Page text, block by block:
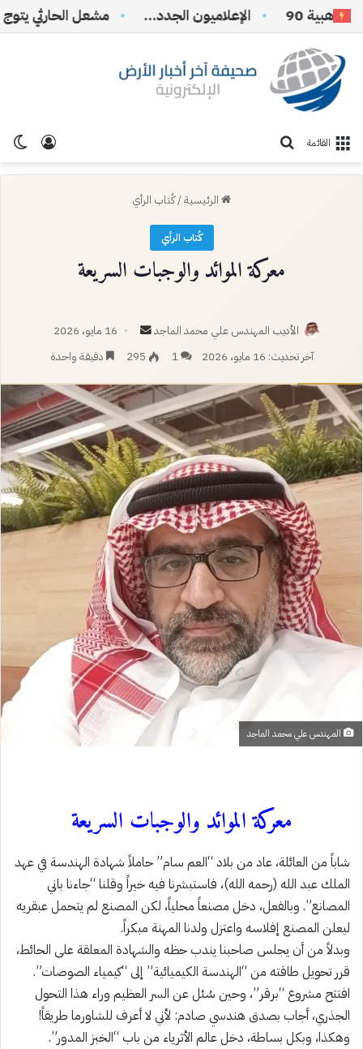
90 الإعلاميون الجدد…
تسجيل القائمة
الرئيسية/كُتاب الرأي
كُتاب الرأي
معركة الموائد والوجبات السريعة
الأديب المهندس علي محمد الماجد
أرسل
بريدا
16 مايو، 2026
آخر تحديث: 16 مايو، 2026
1
295 دقيقة واحدة
المهندس علي محمد الماجد
معركة الموائد والوجبات السريعة
شاباً من العائلة، عاد من بلاد “العم سام” حاملاً شهادة الهندسة في عهد
الملك عبد الله (رحمه الله)، فاستبشرنا فيه خيراً وقلنا “جاءنا باني
المصانع”. وبالفعل، دخل مصنعاً محلياً، لكن المصنع لم يتحمل عبقريه
ليعلن المصنع إفلاسه واعتزل ولدنا المهنة مبكراً.
وبدلاً من أن يجلس صاحبنا يندب حظه والشهادة المعلقة على الحائط،
قرر تحويل طاقته من “الهندسة الكيميائية” إلى “كيمياء الصوصات”.
افتتح مشروع “برقر”، وحين سُئل عن السر العظيم وراء هذا التحول
الجذري، أجاب بصدق هندسي صادم: لأني لا أعرف للشاورما طريقاً!
وهكذا، وبكل بساطة، دخل عالم الأثرياء من باب “الخبز المدور”.